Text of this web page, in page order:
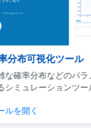
分布可視化ツール
確率分布などのパラ
ミュレーションツー
を開く